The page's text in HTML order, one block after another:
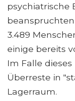
psychiatrische
3.489
einige bereits
Im Falle
Überreste in
Lagerraum.